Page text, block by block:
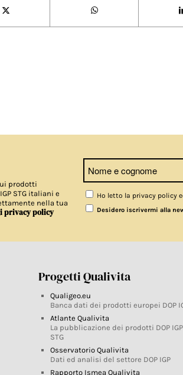
prodotti
STG italiani e
nella tua
privacy policy
Ho letto la privacy policy
Desidero iscrivermi alla
Progetti Qualivita
Qualigeo.eu
Banca dati dei prodotti europei DOP
Atlante Qualivita
La pubblicazione dei prodotti DOP IGP
STG
Osservatorio Qualivita
Dati ed analisi del settore DOP IGP
Rapporto Ismea Qualivita